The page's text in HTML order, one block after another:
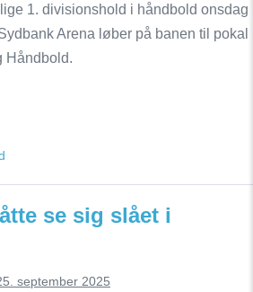
1. divisionshold i håndbold onsdag
Arena løber på banen til pokal
Håndbold.
se sig slået i
september 2025